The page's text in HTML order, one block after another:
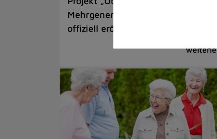
Mehrgenerationentreff Tiefenbroich
offiziell eröffnet